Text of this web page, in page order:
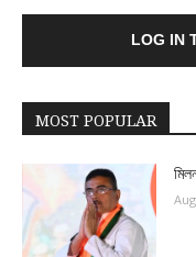
LOG IN
MOST POPULAR